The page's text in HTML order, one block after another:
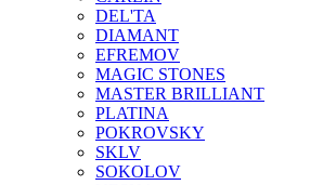
DEL'TA
DIAMANT
EFREMOV
MAGIC STONES
MASTER BRILLIANT
PLATINA
POKROVSKY
SKLV
SOKOLOV